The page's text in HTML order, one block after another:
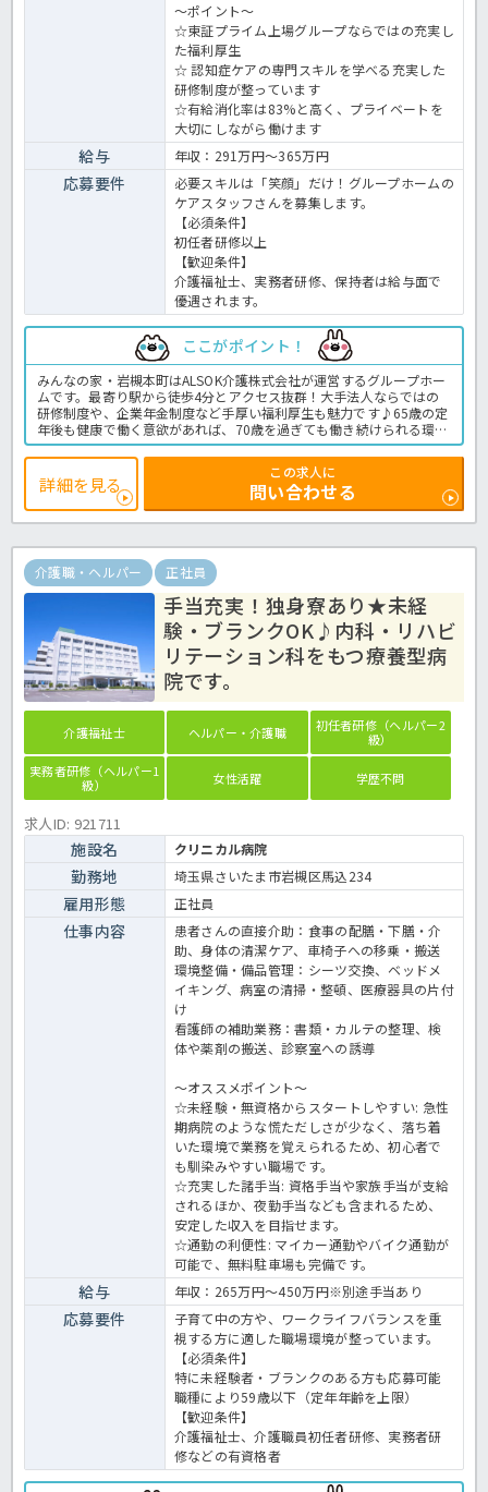
～ポイント～
☆東証プライム上場グループならではの充実し
た福利厚生
☆ 認知症ケアの専門スキルを学べる充実した
研修制度が整っています
☆有給消化率は83%と高く、プライベートを
大切にしながら働けます
給与 年収：291万円～365万円
応募要件
必要スキルは「笑顔」だけ！グループホームの
ケアスタッフさんを募集します。
【必須条件】
初任者研修以上
【歓迎条件】
介護福祉士、実務者研修、保持者は給与面で
優遇されます。
ここがポイント！
みんなの家・岩槻本町はALSOK介護株式会社が運営するグループホー
ムです。最寄り駅から徒歩4分とアクセス抜群！大手法人ならではの
研修制度や、企業年金制度など手厚い福利厚生も魅力です♪65歳の定
年後も健康で働く意欲があれば、70歳を過ぎても働き続けられる環境
が整っていますので長期就労をお考えの方にも大変おすすめの求人で
す。介護経験のある、初任者研修以上の資格をお持ちの方であればご
応募OK◎一緒に利用者様に喜んで頂ける施設を作っていきませんか？
グループホームでの介護業務全般です。
＜介護職 正職員 グループホームの求人＞
詳細を見る
この求人に
問い合わせる
介護職・ヘルパー 正社員
手当充実！独身寮あり★未経
験・ブランクOK♪内科・リハビ
リテーション科をもつ療養型病
院です。
介護福祉士 ヘルパー・介護職
初任者研修（ヘルパー2
級）
実務者研修（ヘルパー1
級）
女性活躍 学歴不問
求人ID: 921711
施設名 クリニカル病院
勤務地 埼玉県さいたま市岩槻区馬込234
雇用形態 正社員
仕事内容
患者さんの直接介助：食事の配膳・下膳・介
助、身体の清潔ケア、車椅子への移乗・搬送
環境整備・備品管理：シーツ交換、ベッドメ
イキング、病室の清掃・整頓、医療器具の片付
け
看護師の補助業務：書類・カルテの整理、検
体や薬剤の搬送、診察室への誘導
～オススメポイント～
☆未経験・無資格からスタートしやすい: 急性
期病院のような慌ただしさが少なく、落ち着
いた環境で業務を覚えられるため、初心者で
も馴染みやすい職場です。
☆充実した諸手当: 資格手当や家族手当が支給
されるほか、夜勤手当なども含まれるため、
安定した収入を目指せます。
☆通勤の利便性: マイカー通勤やバイク通勤が
可能で、無料駐車場も完備です。
給与 年収：265万円～450万円※別途手当あり
応募要件
子育て中の方や、ワークライフバランスを重
視する方に適した職場環境が整っています。
【必須条件】
特に未経験者・ブランクのある方も応募可能
職種により59歳以下（定年年齢を上限）
【歓迎条件】
介護福祉士、介護職員初任者研修、実務者研
修などの有資格者